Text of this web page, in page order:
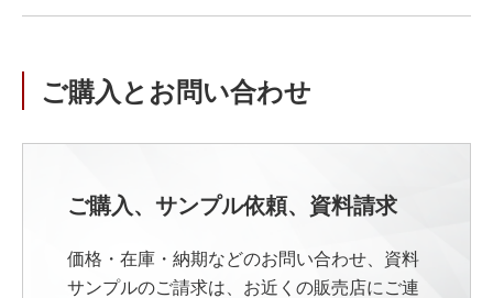
ご購入とお問い合わせ
ご購入、サンプル依頼、資料請求
価格・在庫・納期などのお問い合わせ、資料
サンプルのご請求は、お近くの販売店にご連